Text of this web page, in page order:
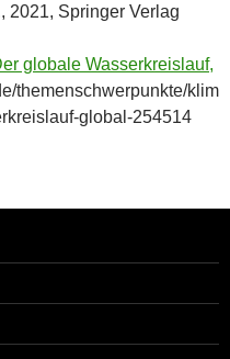
2021, Springer Verlag
globale Wasserkreislauf,
themenschwerpunkte/klim
global-254514